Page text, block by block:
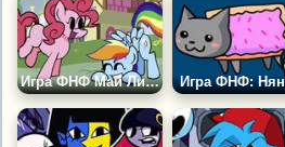
Игра ФНФ Май Литл Пони: Сила в Гриве Игра ФНФ: Нян